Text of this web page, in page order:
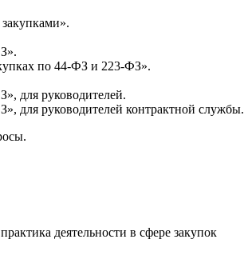
по 44‑ФЗ и 223‑ФЗ».
для руководителей.
для руководителей контрактной службы.
деятельности в сфере закупок